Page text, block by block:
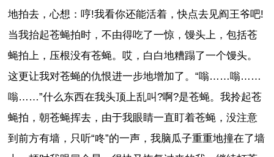
地拍去，心想：哼!我看你还能活着，快点去见阎王爷吧!
当我抬起苍蝇拍时，不由得吃了一惊，馒头上，包括苍
蝇拍上，压根没有苍蝇。哎，白白地糟蹋了一个馒头。
这更让我对苍蝇的仇恨进一步地增加了。“嗡……嗡……
嗡……”什么东西在我头顶上乱叫?啊?是苍蝇。我拎起苍
蝇拍，朝苍蝇挥去，由于我眼睛一直盯着苍蝇，没注意
到前方有墙，只听“咚”的一声，我脑瓜子重重地撞在了墙